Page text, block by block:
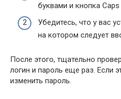
буквами и кнопка
Убедитесь, что у вас
на котором следует
После этого, тщательно
логин и пароль еще раз. Если
изменить пароль.